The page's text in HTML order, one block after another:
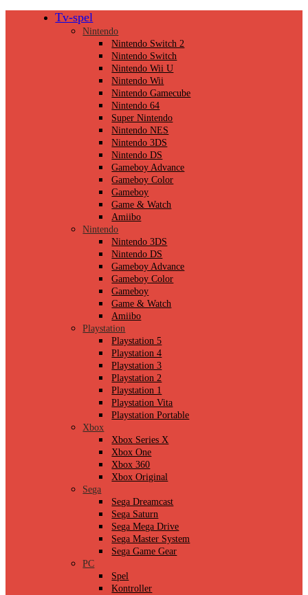
Tv-spel
Nintendo
Nintendo Switch 2
Nintendo Switch
Nintendo Wii U
Nintendo Wii
Nintendo Gamecube
Nintendo 64
Super Nintendo
Nintendo NES
Nintendo 3DS
Nintendo DS
Gameboy Advance
Gameboy Color
Gameboy
Game & Watch
Amiibo
Nintendo
Nintendo 3DS
Nintendo DS
Gameboy Advance
Gameboy Color
Gameboy
Game & Watch
Amiibo
Playstation
Playstation 5
Playstation 4
Playstation 3
Playstation 2
Playstation 1
Playstation Vita
Playstation Portable
Xbox
Xbox Series X
Xbox One
Xbox 360
Xbox Original
Sega
Sega Dreamcast
Sega Saturn
Sega Mega Drive
Sega Master System
Sega Game Gear
PC
Spel
Kontroller